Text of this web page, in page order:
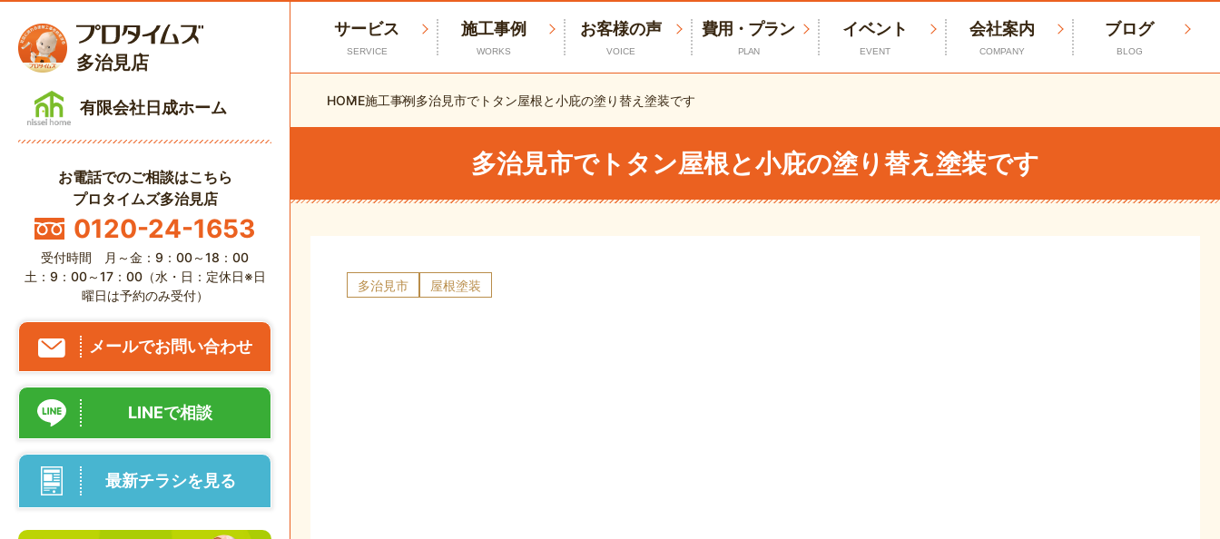
多治見店
有限会社日成ホーム
お電話でのご相談はこちら
プロタイムズ多治見店
0120-24-1653
受付時間 月～金：9：00～18：00
土：9：00～17：00（水・日：定休日※日
曜日は予約のみ受付）
メールでお問い合わせ
LINEで相談
最新チラシを見る
サービス
SERVICE
施工事例
WORKS
お客様の声
VOICE
費用・プラン
PLAN
イベント
EVENT
会社案内
COMPANY
ブログ
BLOG
HOME施工事例多治見市でトタン屋根と小庇の塗り替え塗装です
多治見市でトタン屋根と小庇の塗り替え塗装です
多治見市 屋根塗装